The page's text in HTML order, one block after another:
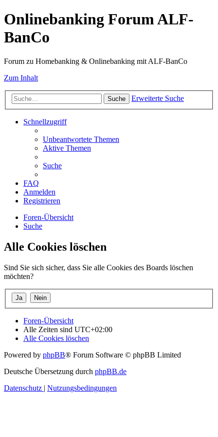
Onlinebanking Forum ALF-
BanCo
Forum zu Homebanking & Onlinebanking mit ALF-BanCo
Zum Inhalt
Suche Erweiterte Suche
Schnellzugriff
Unbeantwortete Themen
Aktive Themen
Suche
FAQ
Anmelden
Registrieren
Foren-Übersicht
Suche
Alle Cookies löschen
Sind Sie sich sicher, dass Sie alle Cookies des Boards löschen
möchten?
Foren-Übersicht
Alle Zeiten sind UTC+02:00
Alle Cookies löschen
Powered by phpBB® Forum Software © phpBB Limited
Deutsche Übersetzung durch phpBB.de
Datenschutz | Nutzungsbedingungen